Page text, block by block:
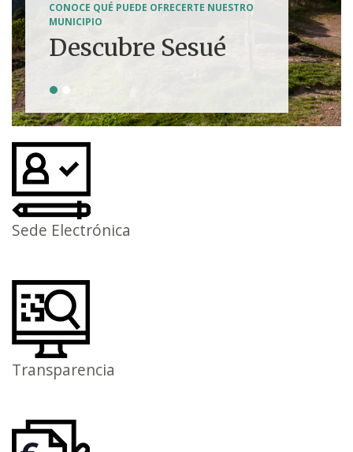
CONOCE QUÉ PUEDE OFRECERTE NUESTRO
MUNICIPIO
Descubre Sesué
Tierra de
aventuras
Sede Electrónica
Transparencia